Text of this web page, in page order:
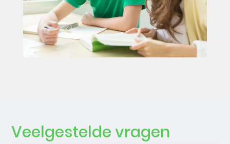
Veelgestelde vragen